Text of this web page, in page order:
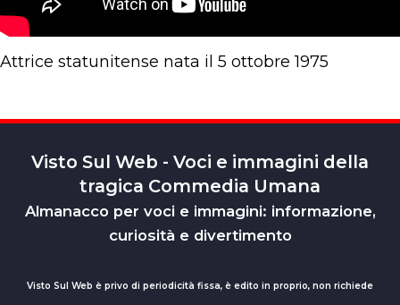
Attrice statunitense nata il 5 ottobre 1975
Visto Sul Web - Voci e immagini della
tragica Commedia Umana
Almanacco per voci e immagini: informazione,
curiosità e divertimento
Visto Sul Web è privo di periodicità fissa, è edito in proprio, non richiede